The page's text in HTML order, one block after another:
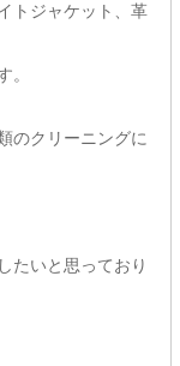
トジャケット、革
。
のクリーニングに
たいと思っており